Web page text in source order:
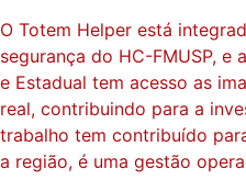
O Totem Helper está
segurança do HC-FMUSP, e
e Estadual tem acesso as
real, contribuindo para a
trabalho tem contribuído
a região, é uma gestão